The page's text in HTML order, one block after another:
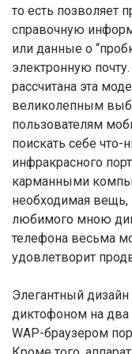
то есть позволяет
справочную
или данные о
электронную
рассчитана эта
великолепным
пользователям
поискать себе что-
инфракрасного
карманными
необходимая вещь,
любимого мною
телефона весьма
удовлетворит
Элегантный
диктофоном на
WAP-браузером